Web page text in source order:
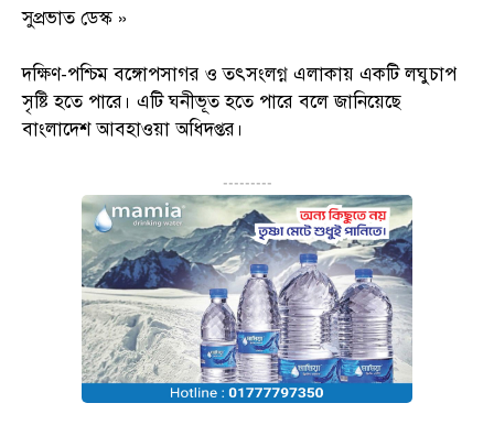
সুপ্রভাত ডেস্ক »
দক্ষিণ-পশ্চিম বঙ্গোপসাগর ও তৎসংলগ্ন এলাকায় একটি লঘুচাপ
সৃষ্টি হতে পারে। এটি ঘনীভূত হতে পারে বলে জানিয়েছে
বাংলাদেশ আবহাওয়া অধিদপ্তর।
---------